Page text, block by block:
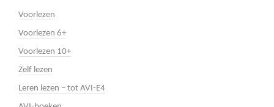
Voorlezen
Voorlezen 6+
Voorlezen 10+
Zelf lezen
Leren lezen – tot AVI-E4